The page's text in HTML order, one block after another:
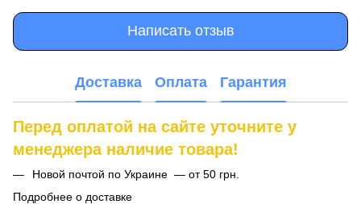
Написать отзыв
Доставка Оплата Гарантия
Перед оплатой на сайте уточните у
менеджера наличие товара!
Новой почтой по Украине — от 50 грн.
Подробнее о доставке